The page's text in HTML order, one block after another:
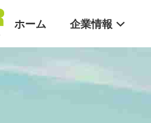
ホーム 企業情報